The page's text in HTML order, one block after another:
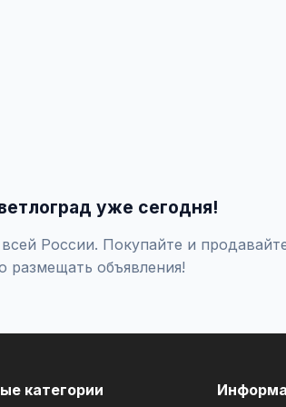
уже сегодня!
России. Покупайте и
размещать объявления!
категории